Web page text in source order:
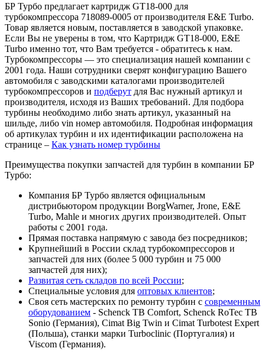
БР Турбо предлагает картридж GT18-000 для
турбокомпрессора 718089-0005 от производителя E&E Turbo.
Товар является новым, поставляется в заводской упаковке.
Если Вы не уверены в том, что Картридж GT18-000, E&E
Turbo именно тот, что Вам требуется - обратитесь к нам.
Турбокомпрессоры — это специализация нашей компании с
2001 года. Наши сотрудники сверят конфигурацию Вашего
автомобиля с заводскими каталогами производителей
турбокомпрессоров и подберут для Вас нужный артикул и
производителя, исходя из Ваших требований. Для подбора
турбины необходимо либо знать артикул, указанный на
шильде, либо vin номер автомобиля. Подробная информация
об артикулах турбин и их идентификации расположена на
странице – Как узнать номер турбины
Преимущества покупки запчастей для турбин в компании БР
Турбо:
Компания БР Турбо является официальным
дистрибьютором продукции BorgWarner, Jrone, E&E
Turbo, Mahle и многих других производителей. Опыт
работы с 2001 года.
Прямая поставка напрямую с завода без посредников;
Крупнейший в России склад турбокомпрессоров и
запчастей для них (более 5 000 турбин и 75 000
запчастей для них);
Развитая сеть складов по всей России;
Специальные условия для оптовых клиентов;
Своя сеть мастерских по ремонту турбин с современным
оборудованием - Schenck TB Comfort, Schenck RoTec TB
Sonio (Германия), Cimat Big Twin и Cimat Turbotest Expert
(Польша), станки марки Turboclinic (Португалия) и
Viscom (Германия).